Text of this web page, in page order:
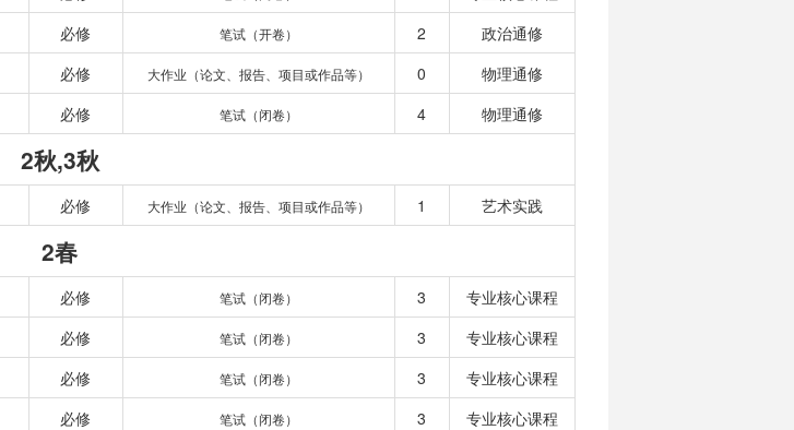
必修 笔试（开卷） 2
政治通修
必修 大作业（论文、报告、项目或作品等） 0
物理通修
必修 笔试（闭卷） 4 物理通修
2秋,3秋
必修 大作业（论文、报告、项目或作品等） 1 艺术实践
2春
必修 笔试（闭卷） 3
专业核心课程
必修 笔试（闭卷） 3
专业核心课程
必修 笔试（闭卷） 3
专业核心课程
必修 笔试（闭卷） 3
专业核心课程